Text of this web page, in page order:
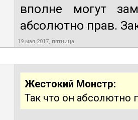
вполне могут
абсолютно прав.
19 мая 2017, пятница
Жестокий Монстр:
Так что он абсолютно